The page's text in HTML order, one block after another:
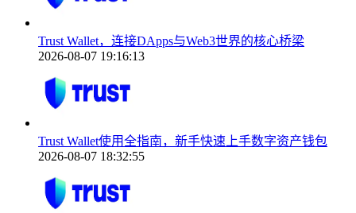
Trust Wallet，连接DApps与Web3世界的核心桥梁
2026-08-07 19:16:13
Trust Wallet使用全指南，新手快速上手数字资产钱包
2026-08-07 18:32:55